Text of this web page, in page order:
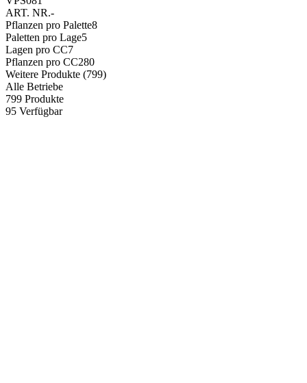
ART. NR.-
Pflanzen pro Palette8
Paletten pro Lage5
Lagen pro CC7
Pflanzen pro CC280
Weitere Produkte (799)
Alle Betriebe
799 Produkte
95 Verfügbar